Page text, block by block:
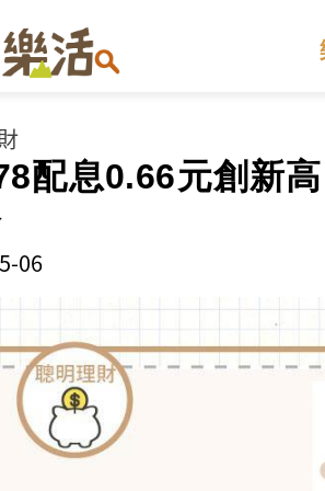
配息0.66元創新
06